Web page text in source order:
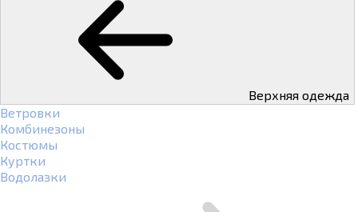
Верхняя одежда
Ветровки
Комбинезоны
Костюмы
Куртки
Водолазки